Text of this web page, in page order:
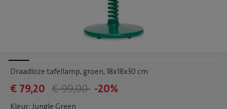
Draadloze tafellamp, groen, 18x18x30 cm
€ 79,20 € 99,00 -20%
Kleur: Jungle Green